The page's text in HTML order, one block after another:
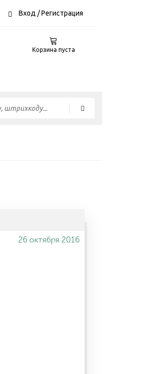
Вход / Регистрация
Корзина пуста
26 октября 2016